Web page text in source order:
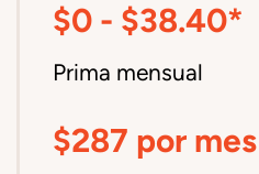
$0 - $38.40*
Prima mensual
$287 por mes